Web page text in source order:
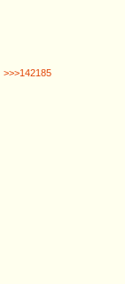
>>>142185